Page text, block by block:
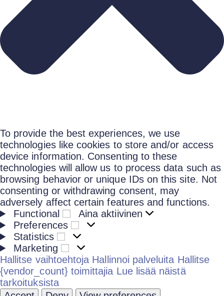
To provide the best experiences, we use
technologies like cookies to store and/or access
device information. Consenting to these
technologies will allow us to process data such as
browsing behavior or unique IDs on this site. Not
consenting or withdrawing consent, may
adversely affect certain features and functions.
Functional
Aina aktiivinen
Preferences
Statistics
Marketing
Hallitse vaihtoehtoja Hallinnoi palveluita Hallitse
{vendor_count} toimittajia Lue lisää näistä
tarkoituksista